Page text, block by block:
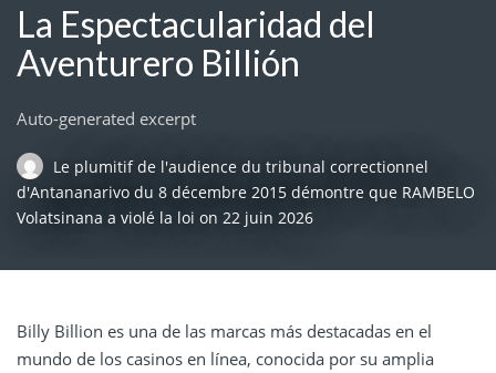
La Espectacularidad del
Aventurero Billión
Auto-generated excerpt
Le plumitif de l'audience du tribunal correctionnel
d'Antananarivo du 8 décembre 2015 démontre que RAMBELO
Volatsinana a violé la loi on 22 juin 2026
Billy Billion es una de las marcas más destacadas en el
mundo de los casinos en línea, conocida por su amplia